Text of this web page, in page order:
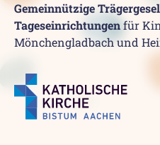
Gemeinnützige
Tageseinrichtungenfür
Mönchengladbach und